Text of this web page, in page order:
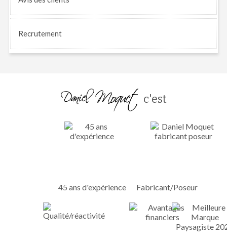
Recrutement
c'est
45 ans d'expérience Fabricant/Poseur